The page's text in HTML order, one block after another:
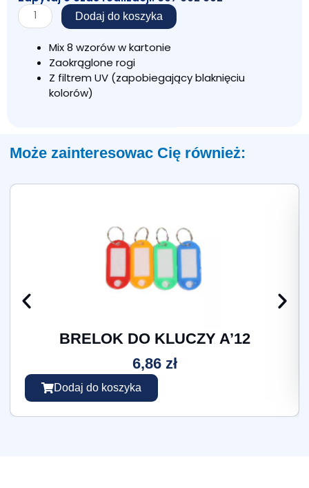
ilość
Zeszyt
Dodaj do koszyka
Mix 8 wzorów w kartonie
Zaokrąglone rogi
Z filtrem UV (zapobiegający blaknięciu
kolorów)
Może zainteresowac Cię również:
BRELOK DO KLUCZY A’12
6,86 zł
Dodaj do koszyka